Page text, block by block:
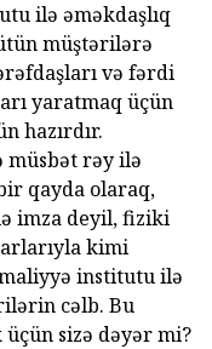
ilə əməkdaşlıq
müştərilərə
və fərdi
yaratmaq üçün
hazırdır.
müsbət rəy ilə
qayda olaraq,
imza deyil, fiziki
kimi
institutu ilə
cəlb. Bu
sizə dəyər mi?